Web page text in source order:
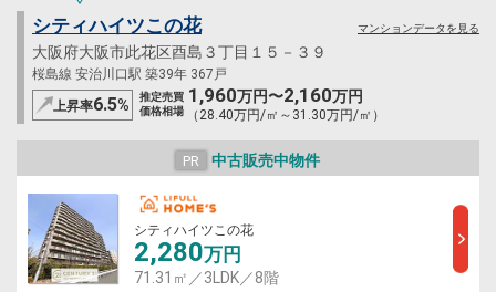
シティハイツこの花
大阪府大阪市此花区酉島３丁目１５－３９
桜島線 安治川口駅 築39年 367戸
上昇率6.5%
推定売買
価格相場
1,960万円〜2,160万円
（28.40万円/㎡～31.30万円/㎡）
マンションデータを見る
PR 中古販売中物件
シティハイツこの花
2,280万円
71.31㎡／3LDK／8階